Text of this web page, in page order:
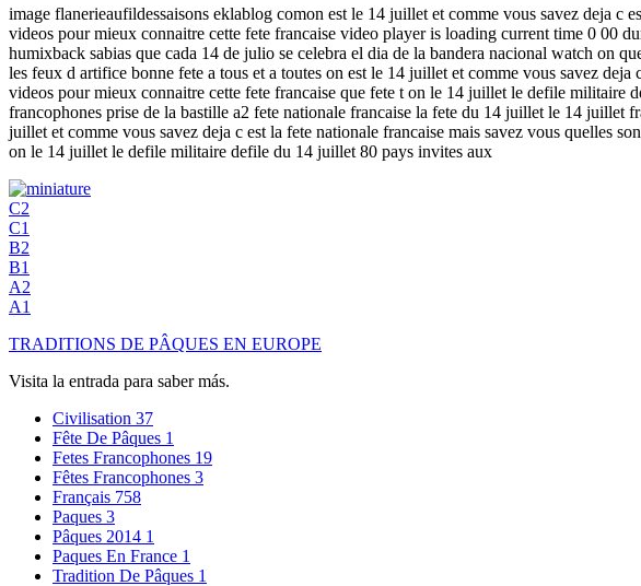
image flanerieaufildessaisons eklablog comon est le 14 juillet et comme vous savez deja c
videos pour mieux connaitre cette fete francaise video player is loading current time 0 00
humixback sabias que cada 14 de julio se celebra el dia de la bandera nacional watch on
les feux d artifice bonne fete a tous et a toutes on est le 14 juillet et comme vous savez
videos pour mieux connaitre cette fete francaise que fete t on le 14 juillet le defile
francophones prise de la bastille a2 fete nationale francaise la fete du 14 juillet le 14 juillet
juillet et comme vous savez deja c est la fete nationale francaise mais savez vous quelles
on le 14 juillet le defile militaire defile du 14 juillet 80 pays invites aux
C2
C1
B2
B1
A2
A1
TRADITIONS DE PÂQUES EN EUROPE
Visita la entrada para saber más.
Civilisation 37
Fête De Pâques 1
Fetes Francophones 19
Fêtes Francophones 3
Français 758
Paques 3
Pâques 2014 1
Paques En France 1
Tradition De Pâques 1